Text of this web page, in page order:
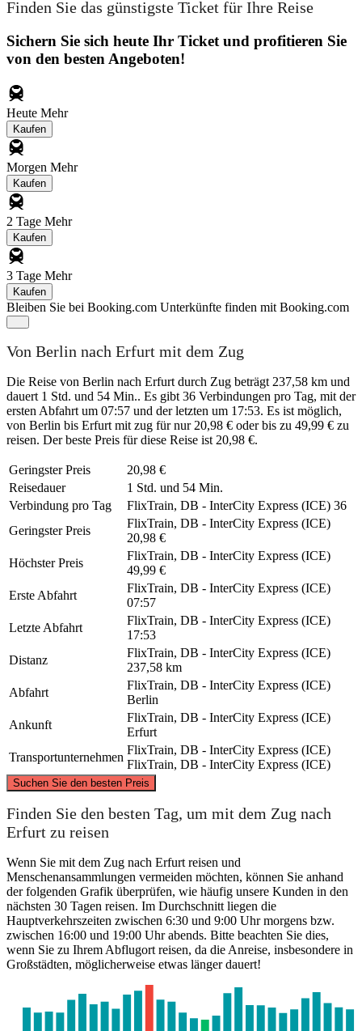
Finden Sie das günstigste Ticket für Ihre Reise
Sichern Sie sich heute Ihr Ticket und profitieren Sie
von den besten Angeboten!
Heute Mehr
Kaufen
Morgen Mehr
Kaufen
2 Tage Mehr
Kaufen
3 Tage Mehr
Kaufen
Bleiben Sie bei Booking.com Unterkünfte finden mit Booking.com
Von Berlin nach Erfurt mit dem Zug
Die Reise von Berlin nach Erfurt durch Zug beträgt 237,58 km und
dauert 1 Std. und 54 Min.. Es gibt 36 Verbindungen pro Tag, mit der
ersten Abfahrt um 07:57 und der letzten um 17:53. Es ist möglich,
von Berlin bis Erfurt mit zug für nur 20,98 € oder bis zu 49,99 € zu
reisen. Der beste Preis für diese Reise ist 20,98 €.
Geringster Preis
20,98 €
Reisedauer
1 Std. und 54 Min.
Verbindung pro Tag
FlixTrain, DB - InterCity Express (ICE) 36
Geringster Preis
FlixTrain, DB - InterCity Express (ICE)
20,98 €
Höchster Preis
FlixTrain, DB - InterCity Express (ICE)
49,99 €
Erste Abfahrt
FlixTrain, DB - InterCity Express (ICE)
07:57
Letzte Abfahrt
FlixTrain, DB - InterCity Express (ICE)
17:53
Distanz
FlixTrain, DB - InterCity Express (ICE)
237,58 km
Abfahrt
FlixTrain, DB - InterCity Express (ICE)
Berlin
Ankunft
FlixTrain, DB - InterCity Express (ICE)
Erfurt
Transportunternehmen
FlixTrain, DB - InterCity Express (ICE)
FlixTrain, DB - InterCity Express (ICE)
Suchen Sie den besten Preis
Erfurt
©CARTO, ©OpenStreetMapcontributors
Finden Sie den besten Tag, um mit dem Zug nach
Erfurt zu reisen
Wenn Sie mit dem Zug nach Erfurt reisen und
Menschenansammlungen vermeiden möchten, können Sie anhand
der folgenden Grafik überprüfen, wie häufig unsere Kunden in den
nächsten 30 Tagen reisen. Im Durchschnitt liegen die
Hauptverkehrszeiten zwischen 6:30 und 9:00 Uhr morgens bzw.
zwischen 16:00 und 19:00 Uhr abends. Bitte beachten Sie dies,
wenn Sie zu Ihrem Abflugort reisen, da die Anreise, insbesondere in
Großstädten, möglicherweise etwas länger dauert!